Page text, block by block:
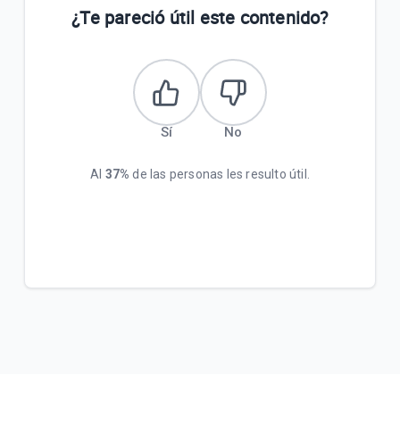
¿Te pareció útil este contenido?
Sí No
Al 37% de las personas les resulto útil.